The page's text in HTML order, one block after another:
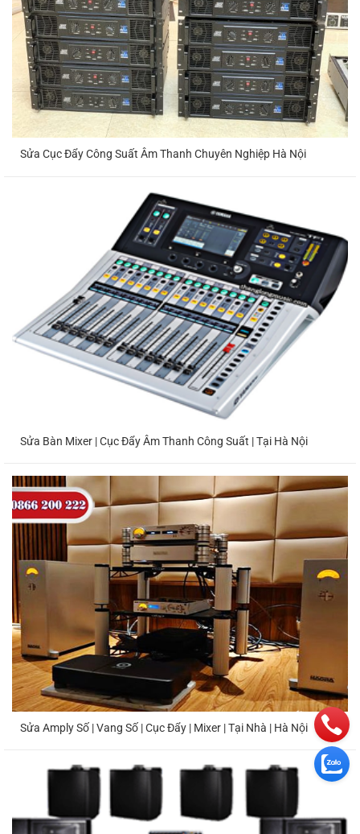
Sửa Cục Đẩy Công Suất Âm Thanh Chuyên Nghiệp Hà Nội
Sửa Bàn Mixer | Cục Đẩy Âm Thanh Công Suất | Tại Hà Nội
Sửa Amply Số | Vang Số | Cục Đẩy | Mixer | Tại Nhà | Hà Nội